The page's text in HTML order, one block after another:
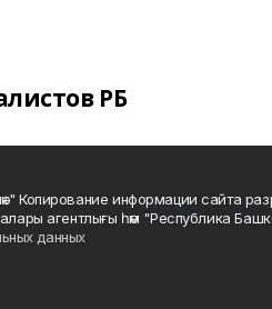
РБ
Копирование информации сайта
агентлығы һәм "Республика
данных